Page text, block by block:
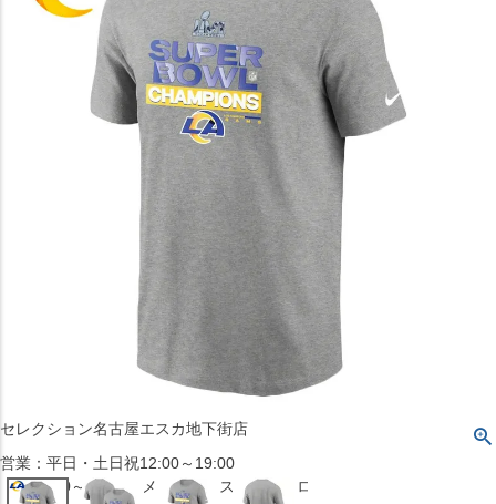
大阪府大阪市中央区西心斎橋1丁目6番14号
TEL:06-4708-3300
営業：土・日・祝日のみ 12:00-18:00
東京都千代田区神田三崎町２丁目２２−１ 1F
セレクション名古屋エスカ地下街店
営業：平日・土日祝12:00～19:00
（※15:00～16:00はメンテナンスのためクローズ）